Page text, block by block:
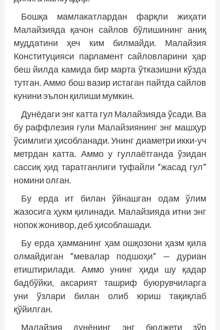
Бошқа мамлакатлардан фарқли жиҳати
Малайзияда қачон сайлов бўлишининг аниқ
муддатини ҳеч ким билмайди. Малайзия
Конституция­си парламент сайловларини ҳар
беш йилда камида бир марта ўтказишни кўзда
тутган. Аммо бош вазир истаган пайтда сайлов
кунини эълон қилиши мумкин.
Дунёдаги энг катта гул Малайзияда ўсади. Ва
бу раффлезия гули Малайзиянинг энг машҳур
ўсимлиги ҳисобланади. Унинг диаметри икки-уч
метрдан катта. Аммо у гуллаётганда ўзидан
сассиқ ҳид таратганлиги туфайли “жасад гул”
номини олган.
Бу ерда ит билан ўйнашган одам ўлим
жазосига ҳукм қилинади. Малайзия­да итни энг
нопок жонивор, деб ҳисоблашади.
Бу ерда ҳамманинг ҳам ошқозони ҳазм қила
олмайдиган “мевалар подшоҳи” — дуриан
етиштирилади. Аммо унинг ҳиди шу қадар
бадбўйки, аксарият ташриф буюрувчиларга
уни ўзлари билан олиб юриш тақиқлаб
қўйилган.
Малайзия дунёнинг энг бюджети зўр